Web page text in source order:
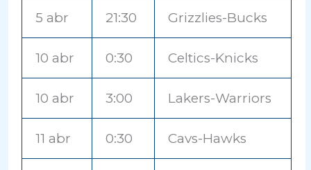
5 abr 21:30 Grizzlies-Bucks
10 abr 0:30 Celtics-Knicks
10 abr 3:00 Lakers-Warriors
11 abr 0:30 Cavs-Hawks